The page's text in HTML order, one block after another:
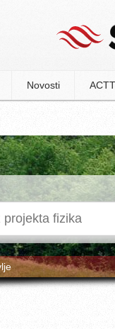
Novosti